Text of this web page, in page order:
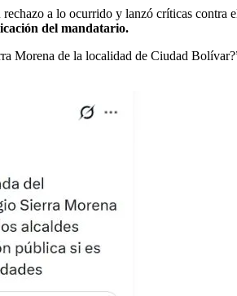
a lo ocurrido y lanzó críticas contra
del mandatario.
Morena de la localidad de Ciudad